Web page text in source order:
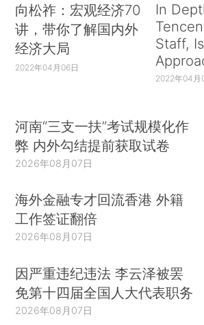
向松祚：宏观经济70
讲，带你了解国内外
经济大局
2022年04月06日
In
Staff,
2022年04月
河南“三支一扶”考试规模化作
弊 内外勾结提前获取试卷
2026年08月07日
海外金融专才回流香港 外籍
工作签证翻倍
2026年08月07日
因严重违纪违法 李云泽被罢
免第十四届全国人大代表职务
2026年08月07日